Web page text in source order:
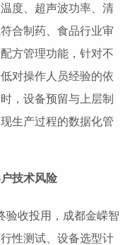
度、超声波功率、清
合制药、食品行业审
方管理功能，针对不
对操作人员经验的依
，设备预留与上层制
生产过程的数据化管
技术风险
收投用，成都金嵘智
性测试、设备选型计